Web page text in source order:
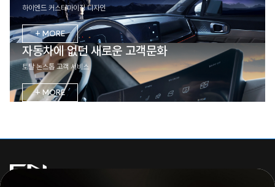
하이엔드 커스터마이징 디자인
+ MORE
자동차에 없던 새로운 고객문화
토탈 논스톱 고객 서비스
+ MORE